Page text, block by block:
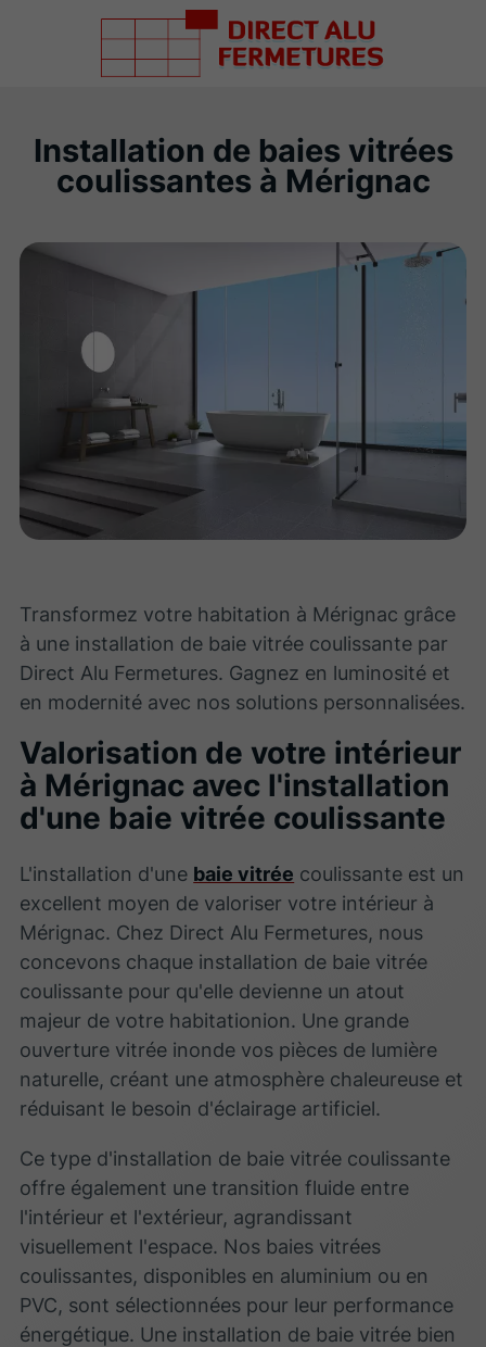
Installation de baies vitrées
coulissantes à Mérignac
Transformez votre habitation à Mérignac grâce
à une installation de baie vitrée coulissante par
Direct Alu Fermetures. Gagnez en luminosité et
en modernité avec nos solutions personnalisées.
Valorisation de votre intérieur
à Mérignac avec l'installation
d'une baie vitrée coulissante
L'installation d'une baie vitrée coulissante est un
excellent moyen de valoriser votre intérieur à
Mérignac. Chez Direct Alu Fermetures, nous
concevons chaque installation de baie vitrée
coulissante pour qu'elle devienne un atout
majeur de votre habitationion. Une grande
ouverture vitrée inonde vos pièces de lumière
naturelle, créant une atmosphère chaleureuse et
réduisant le besoin d'éclairage artificiel.
Ce type d'installation de baie vitrée coulissante
offre également une transition fluide entre
l'intérieur et l'extérieur, agrandissant
visuellement l'espace. Nos baies vitrées
coulissantes, disponibles en aluminium ou en
PVC, sont sélectionnées pour leur performance
énergétique. Une installation de baie vitrée bien